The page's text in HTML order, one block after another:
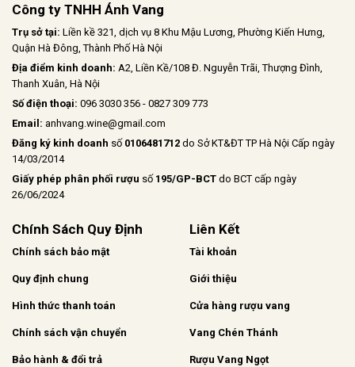
Công ty TNHH Ánh Vang
Trụ sở tại: Liền kề 321, dịch vụ 8 Khu Mậu Lương, Phường Kiến Hưng,
Quận Hà Đông, Thành Phố Hà Nội
Địa điểm kinh doanh: A2, Liền Kề/108 Đ. Nguyễn Trãi, Thượng Đình,
Thanh Xuân, Hà Nội
Số điện thoại: 096 3030 356 - 0827 309 773
Email: anhvang.wine@gmail.com
Đăng ký kinh doanh số 0106481712 do Sở KT&ĐT TP Hà Nội Cấp ngày
14/03/2014
Giấy phép phân phối rượu số 195/GP-BCT do BCT cấp ngày
26/06/2024
Chính Sách Quy Định
Chính sách bảo mật
Quy định chung
Hình thức thanh toán
Chính sách vận chuyển
Bảo hành & đổi trả
Liên Kết
Tài khoản
Giới thiệu
Cửa hàng rượu vang
Vang Chén Thánh
Rượu Vang Ngọt